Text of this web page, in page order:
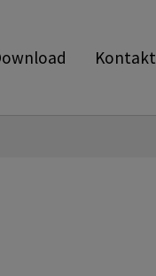
Kontakt